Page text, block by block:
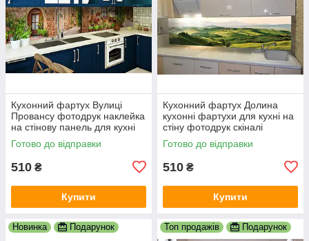
Кухонний фартух Вулиці
Провансу фотодрук наклейка
на стінову панель для кухні
природа краєвид 600х2000
мм
Готово до відправки
510 ₴
Купити
Кухонний фартух Долина
кухонні фартухи для кухні на
стіну фотодрук скіналі
природа краєвид 600х2000
мм
Готово до відправки
510 ₴
Купити
Новинка Подарунок Топ продажів Подарунок